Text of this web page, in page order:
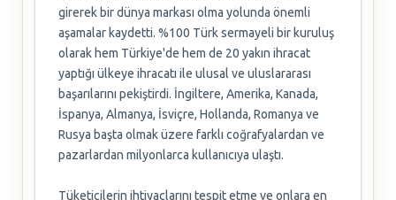
girerek bir dünya markası olma yolunda önemli
aşamalar kaydetti. %100 Türk sermayeli bir kuruluş
olarak hem Türkiye'de hem de 20 yakın ihracat
yaptığı ülkeye ihracatı ile ulusal ve uluslararası
başarılarını pekiştirdi. İngiltere, Amerika, Kanada,
İspanya, Almanya, İsviçre, Hollanda, Romanya ve
Rusya başta olmak üzere farklı coğrafyalardan ve
pazarlardan milyonlarca kullanıcıya ulaştı.
Tüketicilerin ihtiyaçlarını tespit etme ve onlara en